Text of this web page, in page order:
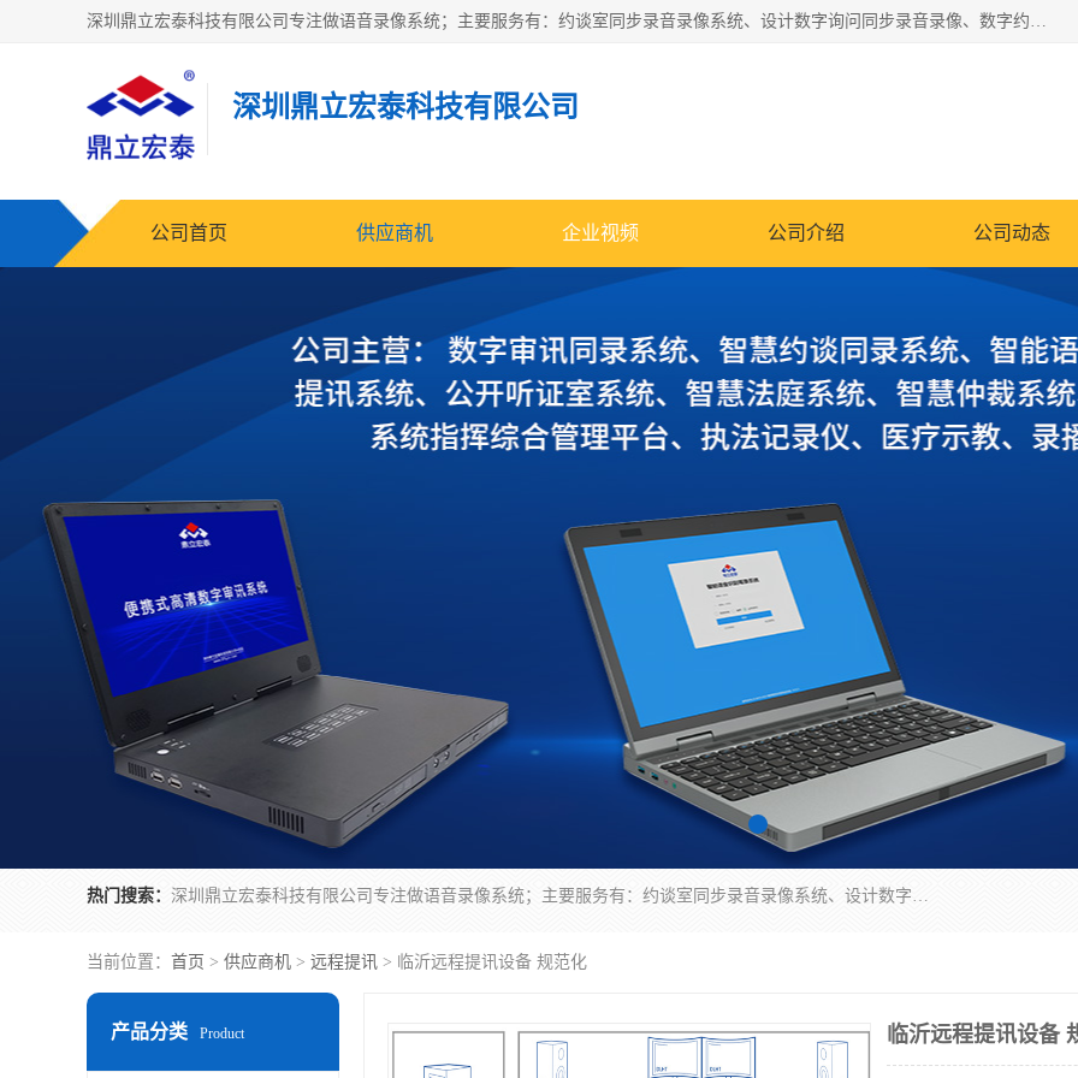
深圳鼎立宏泰科技有限公司专注做语音录像系统；主要服务有：约谈室同步录音录像系统、设计数字询问同步录音录像、数字约谈室同步录音录像、公开听证室、智慧庭审、智能语音识别转写、远程提讯（提审）、记录仪、远程指挥综合管理平台、录播系统等
深圳鼎立宏泰科技有限公司
公司首页 供应商机 企业视频 公司介绍 公司动态
热门搜索： 深圳鼎立宏泰科技有限公司专注做语音录像系统；主要服务有：约谈室同步录音录像系统、设计数字询问同步录音录像、数字约谈室同步录音录像、公开听证室、智慧庭审、智能语音识别转写、远程提讯（提审）、记录仪、远程指挥综合管理平台、录播系统等
当前位置： 首页 > 供应商机 > 远程提讯 > 临沂远程提讯设备 规范化
产品分类 Product 临沂远程提讯设备